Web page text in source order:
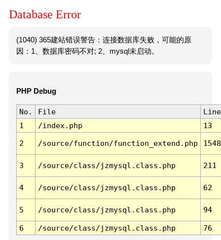
Database Error
(1040) 365建站错误警告：连接数据库失败，可能的原
因：1、数据库密码不对; 2、mysql未启动。
PHP Debug
No. File
Line
1
/index.php 13
2 /source/function/function_extend.php 1548
3 /source/class/jzmysql.class.php 211
4 /source/class/jzmysql.class.php 62
5 /source/class/jzmysql.class.php 94
6 /source/class/jzmysql.class.php 76